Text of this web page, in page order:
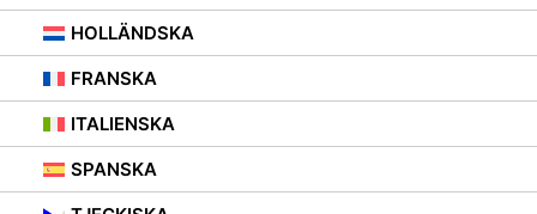
HOLLÄNDSKA
FRANSKA
ITALIENSKA
SPANSKA
6 OKTOBER 2021